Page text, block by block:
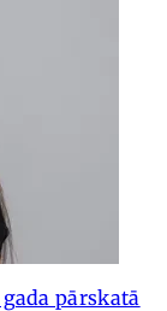
pārskatā